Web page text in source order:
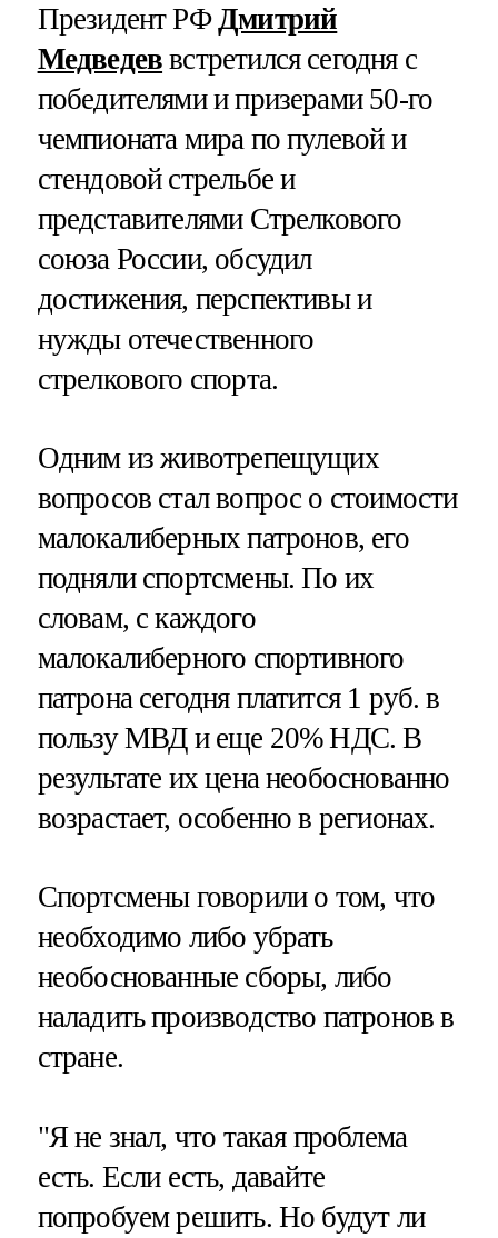
Президент РФ Дмитрий
Медведев встретился сегодня с
победителями и призерами 50-го
чемпионата мира по пулевой и
стендовой стрельбе и
представителями Стрелкового
союза России, обсудил
достижения, перспективы и
нужды отечественного
стрелкового спорта.
Одним из животрепещущих
вопросов стал вопрос о стоимости
малокалиберных патронов, его
подняли спортсмены. По их
словам, с каждого
малокалиберного спортивного
патрона сегодня платится 1 руб. в
пользу МВД и еще 20% НДС. В
результате их цена необоснованно
возрастает, особенно в регионах.
Спортсмены говорили о том, что
необходимо либо убрать
необоснованные сборы, либо
наладить производство патронов в
стране.
"Я не знал, что такая проблема
есть. Если есть, давайте
попробуем решить. Но будут ли